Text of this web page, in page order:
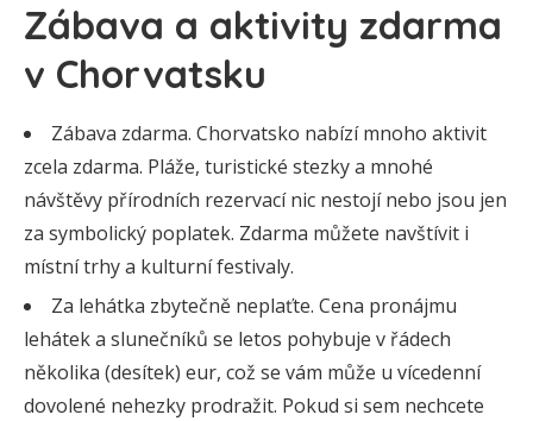
Zábava a aktivity zdarma
v Chorvatsku
Zábava zdarma. Chorvatsko nabízí mnoho aktivit
zcela zdarma. Pláže, turistické stezky a mnohé
návštěvy přírodních rezervací nic nestojí nebo jsou jen
za symbolický poplatek. Zdarma můžete navštívit i
místní trhy a kulturní festivaly.
Za lehátka zbytečně neplaťte. Cena pronájmu
lehátek a slunečníků se letos pohybuje v řádech
několika (desítek) eur, což se vám může u vícedenní
dovolené nehezky prodražit. Pokud si sem nechcete